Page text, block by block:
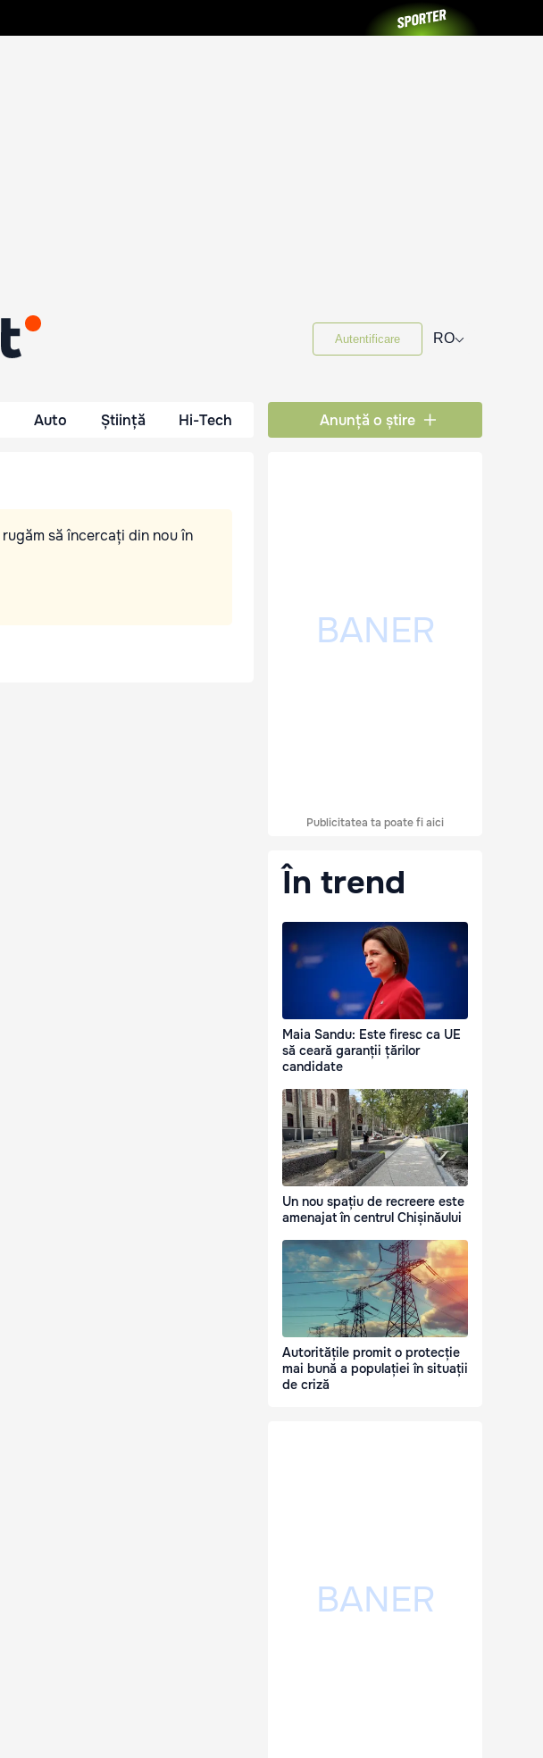
Autentificare RO⌵
Auto Știință Hi-Tech Anunță o știre
să încercați din nou în
Publicitatea ta poate fi aici
În trend
Maia Sandu: Este firesc ca UE
să ceară garanții țărilor
candidate
Un nou spațiu de recreere este
amenajat în centrul Chișinăului
Autoritățile promit o protecție
mai bună a populației în situații
de criză